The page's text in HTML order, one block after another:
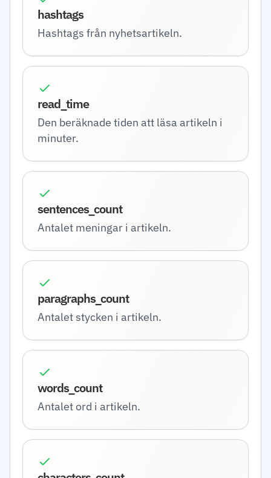
hashtags
Hashtags från nyhetsartikeln.
read_time
Den beräknade tiden att läsa artikeln i
minuter.
sentences_count
Antalet meningar i artikeln.
paragraphs_count
Antalet stycken i artikeln.
words_count
Antalet ord i artikeln.